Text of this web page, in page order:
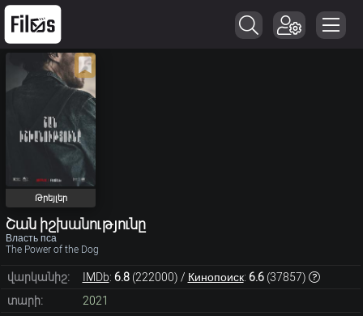
Թրեյլեր
Շան իշխանությունը
Власть пса
The Power of the Dog
վարկանիշ: IMDb: 6.8(222000) / Кинопоиск: 6.6(37857)
տարի:
2021